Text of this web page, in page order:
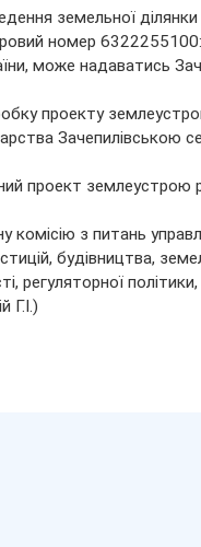
земельної
номер
може надаватись
проекту
Зачепилівською
проект землеустрою
з питань
будівництва,
політики,
Г.І.)